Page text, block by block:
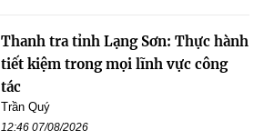
Thanh tra tỉnh Lạng Sơn: Thực hành
tiết kiệm trong mọi lĩnh vực công
tác
Trần Quý
12:46 07/08/2026